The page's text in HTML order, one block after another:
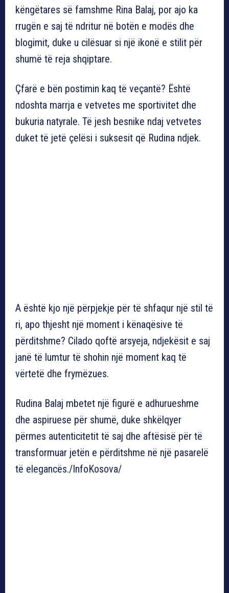
këngëtares së famshme Rina Balaj, por ajo ka
rrugën e saj të ndritur në botën e modës dhe
blogimit, duke u cilësuar si një ikonë e stilit për
shumë të reja shqiptare.
Çfarë e bën postimin kaq të veçantë? Është
ndoshta marrja e vetvetes me sportivitet dhe
bukuria natyrale. Të jesh besnike ndaj vetvetes
duket të jetë çelësi i suksesit që Rudina ndjek.
A është kjo një përpjekje për të shfaqur një stil të
ri, apo thjesht një moment i kënaqësive të
përditshme? Cilado qoftë arsyeja, ndjekësit e saj
janë të lumtur të shohin një moment kaq të
vërtetë dhe frymëzues.
Rudina Balaj mbetet një figurë e adhurueshme
dhe aspiruese për shumë, duke shkëlqyer
përmes autenticitetit të saj dhe aftësisë për të
transformuar jetën e përditshme në një pasarelë
të elegancës./InfoKosova/